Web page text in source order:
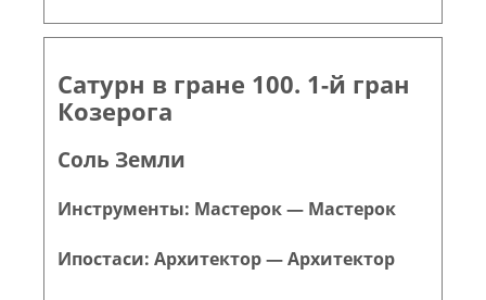
Сатурн в гране 100. 1-й гран
Козерога
Соль Земли
Инструменты: Мастерок — Мастерок
Ипостаси: Архитектор — Архитектор